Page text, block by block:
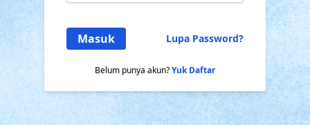
Masuk Lupa Password?
Belum punya akun?Yuk Daftar